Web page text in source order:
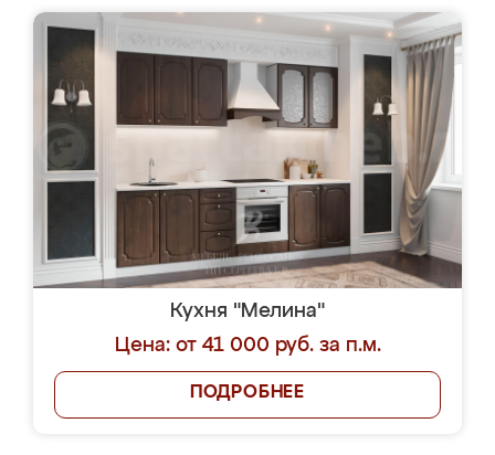
Кухня "Мелина"
Цена: от 41 000 руб. за п.м.
ПОДРОБНЕЕ